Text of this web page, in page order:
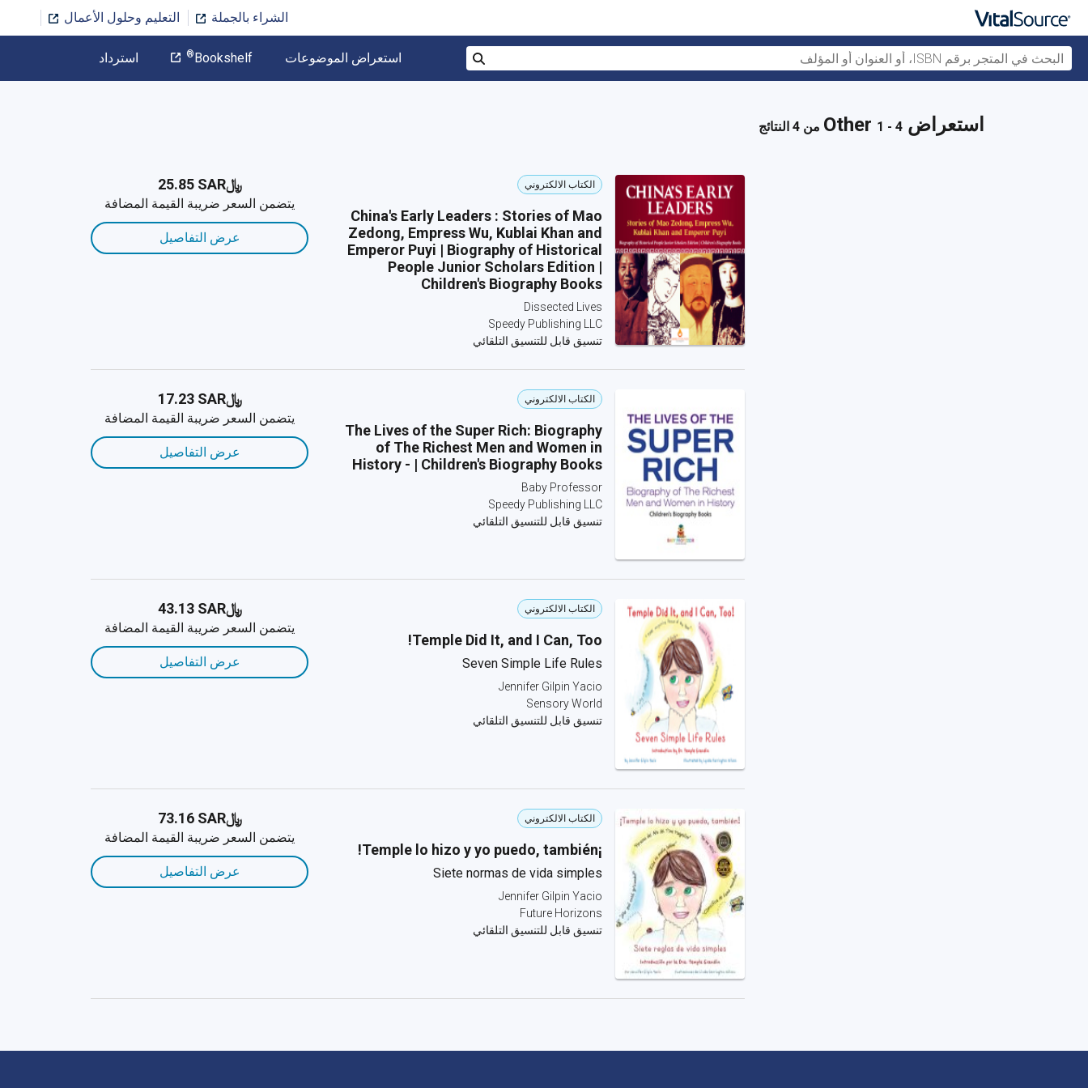
الشراء بالجملة التعليم وحلول الأعمال
البحث في المتجر برقم ISBN، أو العنوان أو المؤلف
بحث
استعراض الموضوعات Bookshelf
® استرداد
استعراض Other 1 - 4 من 4 النتائج
الكتاب الالكتروني
China's Early Leaders : Stories of Mao
Zedong, Empress Wu, Kublai Khan and
Emperor Puyi | Biography of Historical
People Junior Scholars Edition |
Children's Biography Books
Dissected Lives
Speedy Publishing LLC
تنسيق قابل للتنسيق التلقائي
﷼‎25.85 SAR
يتضمن السعر ضريبة القيمة المضافة
عرض التفاصيل
الكتاب الالكتروني
The Lives of the Super Rich: Biography
of The Richest Men and Women in
History - | Children's Biography Books
Baby Professor
Speedy Publishing LLC
تنسيق قابل للتنسيق التلقائي
﷼‎17.23 SAR
يتضمن السعر ضريبة القيمة المضافة
عرض التفاصيل
الكتاب الالكتروني
Temple Did It, and I Can, Too!
Seven Simple Life Rules
Jennifer Gilpin Yacio
Sensory World
تنسيق قابل للتنسيق التلقائي
﷼‎43.13 SAR
يتضمن السعر ضريبة القيمة المضافة
عرض التفاصيل
الكتاب الالكتروني
¡Temple lo hizo y yo puedo, también!
Siete normas de vida simples
Jennifer Gilpin Yacio
Future Horizons
تنسيق قابل للتنسيق التلقائي
﷼‎73.16 SAR
يتضمن السعر ضريبة القيمة المضافة
عرض التفاصيل